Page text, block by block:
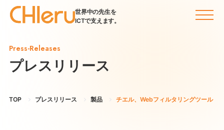
世界中の先生を
ICTで支えます。
Press-Releases
プレスリリース
TOP プレスリリース 製品 チエル、Webフィルタリングツール『